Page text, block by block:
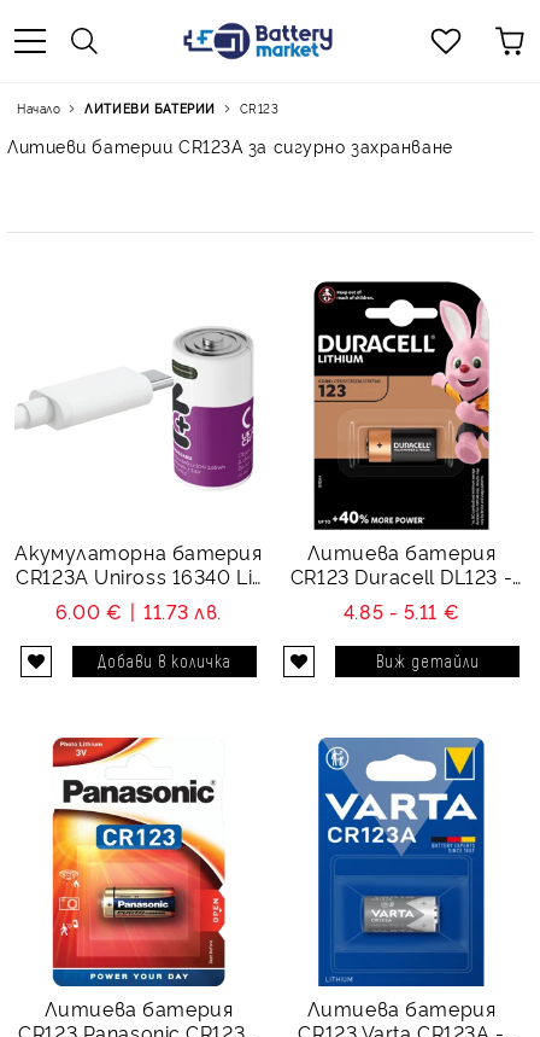
Начало ЛИТИЕВИ БАТЕРИИ CR123
Литиеви батерии CR123A за сигурно захранване
Акумулаторна батерия
CR123A Uniross 16340 Li-
Ion USB-C - 3.7V 500
mAh
6.00 € 11.73 лв.
Литиева батерия
CR123 Duracell DL123 -
CR123 - 3V
4.85 - 5.11 €
Виж детайли
Литиева батерия
Литиева батерия